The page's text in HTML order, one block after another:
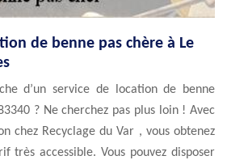
de benne pas chère à Le
d’un service de location de benne
? Ne cherchez pas plus loin ! Avec
chez Recyclage du Var , vous obtenez
très accessible. Vous pouvez disposer